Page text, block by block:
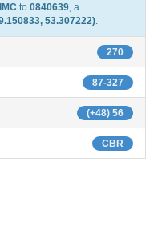
to 0840639, a
53.307222).
270
87-327
(+48) 56
CBR